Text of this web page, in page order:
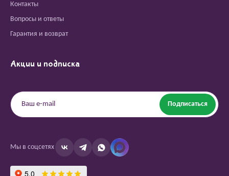
Контакты
Вопросы и ответы
Гарантия и возврат
Акции и подписка
Подписаться
Мы в соцсетях